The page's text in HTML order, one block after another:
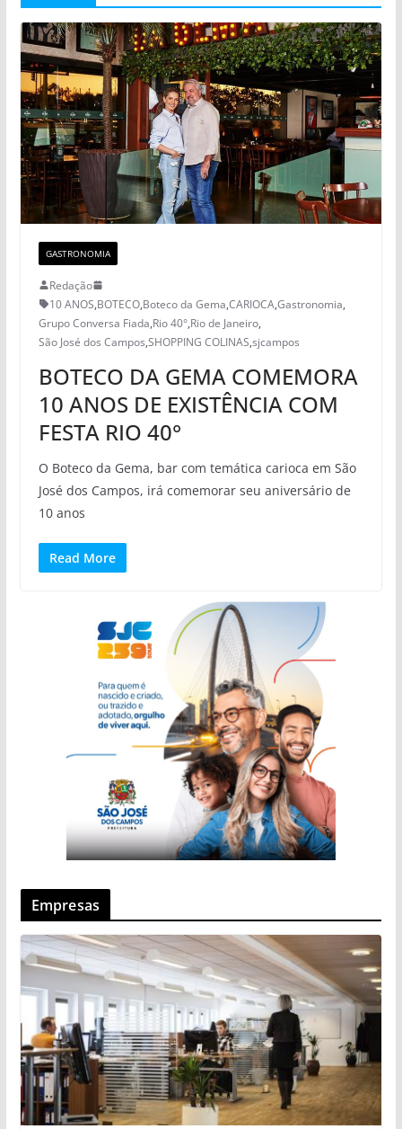
GASTRONOMIA
Redação
10 ANOS,BOTECO,Boteco da Gema,CARIOCA,Gastronomia,
Grupo Conversa Fiada,Rio 40°,Rio de Janeiro,
São José dos Campos,SHOPPING COLINAS,sjcampos
BOTECO DA GEMA COMEMORA
10 ANOS DE EXISTÊNCIA COM
FESTA RIO 40°
O Boteco da Gema, bar com temática carioca em São
José dos Campos, irá comemorar seu aniversário de
10 anos
Read More
Empresas